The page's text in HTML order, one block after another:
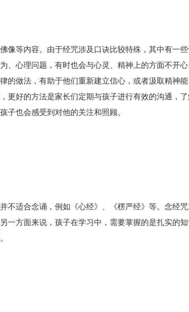
像等内容。由于经咒涉及口诀比较特殊，其中有一
、心理问题，有时也会与心灵、精神上的方面不开
的做法，有助于他们重新建立信心，或者汲取精神能
更好的方法是家长们定期与孩子进行有效的沟通，
子也会感受到对他的关注和照顾。
不适合念诵，例如《心经》、《楞严经》等。念经
一方面来说，孩子在学习中，需要掌握的是扎实的